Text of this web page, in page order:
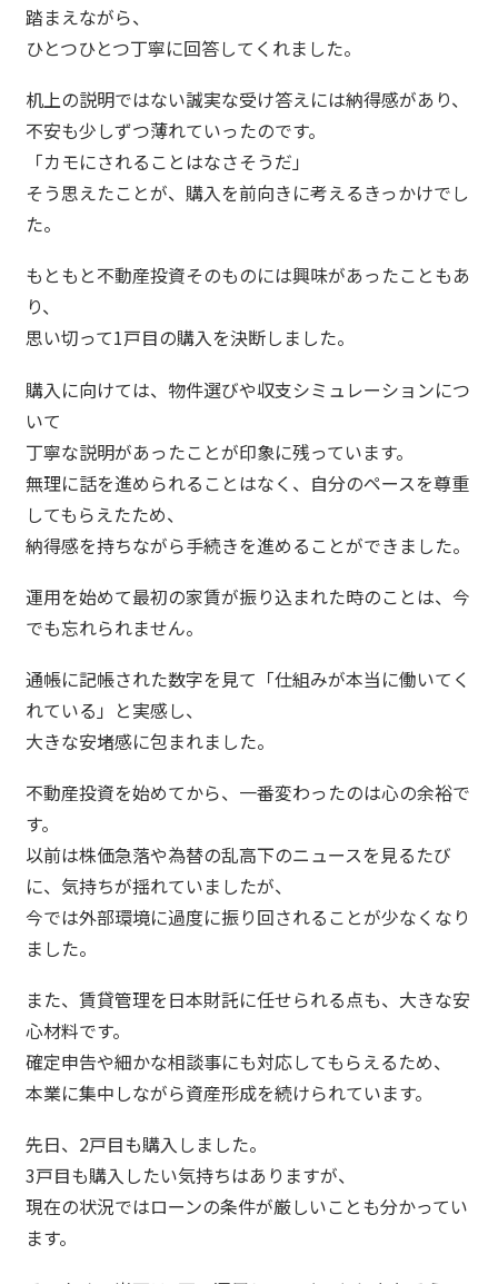
踏まえながら、
ひとつひとつ丁寧に回答してくれました。
机上の説明ではない誠実な受け答えには納得感があり、
不安も少しずつ薄れていったのです。
「カモにされることはなさそうだ」
そう思えたことが、購入を前向きに考えるきっかけでし
た。
もともと不動産投資そのものには興味があったこともあ
り、
思い切って1戸目の購入を決断しました。
購入に向けては、物件選びや収支シミュレーションにつ
いて
丁寧な説明があったことが印象に残っています。
無理に話を進められることはなく、自分のペースを尊重
してもらえたため、
納得感を持ちながら手続きを進めることができました。
運用を始めて最初の家賃が振り込まれた時のことは、今
でも忘れられません。
通帳に記帳された数字を見て「仕組みが本当に働いてく
れている」と実感し、
大きな安堵感に包まれました。
不動産投資を始めてから、一番変わったのは心の余裕で
す。
以前は株価急落や為替の乱高下のニュースを見るたび
に、気持ちが揺れていましたが、
今では外部環境に過度に振り回されることが少なくなり
ました。
また、賃貸管理を日本財託に任せられる点も、大きな安
心材料です。
確定申告や細かな相談事にも対応してもらえるため、
本業に集中しながら資産形成を続けられています。
先日、2戸目も購入しました。
3戸目も購入したい気持ちはありますが、
現在の状況ではローンの条件が厳しいことも分かってい
ます。